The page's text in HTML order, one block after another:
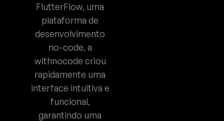
FlutterFlow, uma
plataforma de
desenvolvimento
no-code, a
withnocode criou
rapidamente uma
interface intuitiva e
funcional,
garantindo uma